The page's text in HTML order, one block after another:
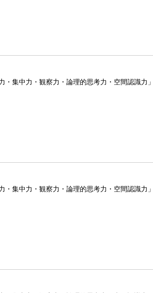
集中力・観察力・論理的思考力・空間認識力
集中力・観察力・論理的思考力・空間認識力